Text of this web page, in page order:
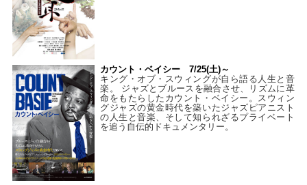
カウント・ベイシー 7/25(土)～
キング・オブ・スウィングが自ら語る人生と音
楽。 ジャズとブルースを融合させ、リズムに革
命をもたらしたカウント・ベイシー。スウィン
グジャズの黄金時代を築いたジャズピアニスト
の人生と音楽、そして知られざるプライベート
を追う自伝的ドキュメンタリー。